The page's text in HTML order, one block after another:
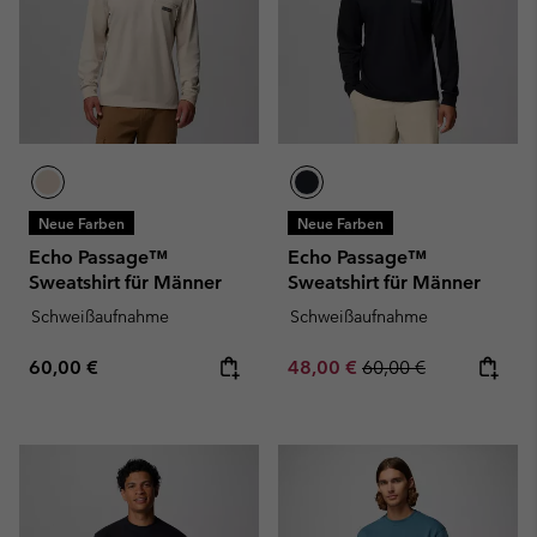
Neue Farben
Echo Passage™
Sweatshirt für Männer
Schweißaufnahme
Regular price:
60,00 €
Neue Farben
Echo Passage™
Sweatshirt für Männer
Schweißaufnahme
Sale price:
48,00 € Regular price:
60,00 €